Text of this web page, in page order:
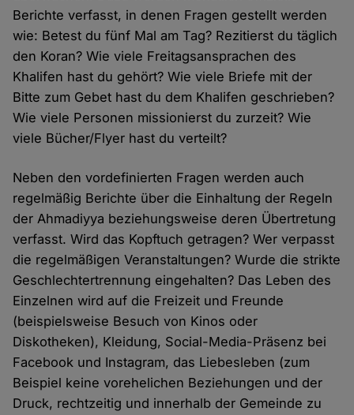
Berichte verfasst, in denen Fragen gestellt werden
wie: Betest du fünf Mal am Tag? Rezitierst du täglich
den Koran? Wie viele Freitagsansprachen des
Khalifen hast du gehört? Wie viele Briefe mit der
Bitte zum Gebet hast du dem Khalifen geschrieben?
Wie viele Personen missionierst du zurzeit? Wie
viele Bücher/Flyer hast du verteilt?
Neben den vordefinierten Fragen werden auch
regelmäßig Berichte über die Einhaltung der Regeln
der Ahmadiyya beziehungsweise deren Übertretung
verfasst. Wird das Kopftuch getragen? Wer verpasst
die regelmäßigen Veranstaltungen? Wurde die strikte
Geschlechtertrennung eingehalten? Das Leben des
Einzelnen wird auf die Freizeit und Freunde
(beispielsweise Besuch von Kinos oder
Diskotheken), Kleidung, Social-Media-Präsenz bei
Facebook und Instagram, das Liebesleben (zum
Beispiel keine vorehelichen Beziehungen und der
Druck, rechtzeitig und innerhalb der Gemeinde zu